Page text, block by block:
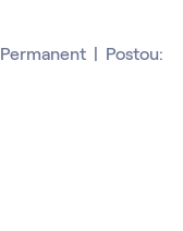
Permanent
Postou: